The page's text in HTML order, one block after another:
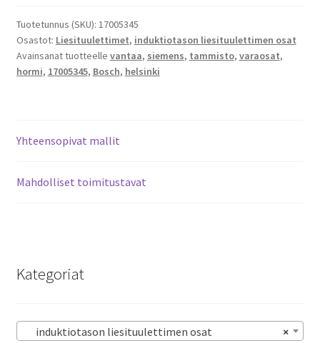
ilmakanava
1000
mm
HEZ9VDSM2
Tuotetunnus (SKU): 17005345
Osastot: Liesituulettimet, induktiotason liesituulettimen osat
Avainsanat tuotteelle vantaa, siemens, tammisto, varaosat,
hormi, 17005345, Bosch, helsinki
Yhteensopivat mallit
Mahdolliset toimitustavat
Kategoriat
×
induktiotason liesituulettimen osat